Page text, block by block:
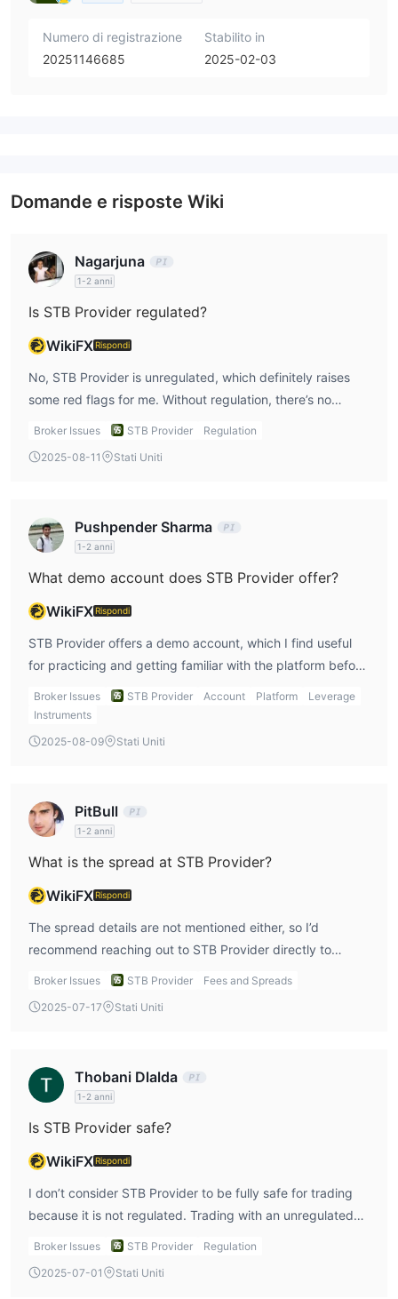
Numero di registrazione
20251146685
Stabilito in
2025-02-03
Domande e risposte Wiki
Nagarjuna
1-2 anni
Is STB Provider regulated?
WikiFX Rispondi
No, STB Provider is unregulated, which definitely raises
some red flags for me. Without regulation, there’s no
governing body overseeing the broker’s operations, so my
regulated broker.
Broker Issues STB Provider
Regulation
2025-08-11
Stati Uniti
Pushpender Sharma
1-2 anni
What demo account does STB Provider offer?
WikiFX Rispondi
STB Provider offers a demo account, which I find useful
for practicing and getting familiar with the platform before
committing real money. It’s a great feature for beginners
like me who want to test strategies without any risk.
Broker Issues STB Provider Account Platform
Leverage
Instruments
2025-08-09
Stati Uniti
PitBull
1-2 anni
What is the spread at STB Provider?
WikiFX Rispondi
The spread details are not mentioned either, so I’d
recommend reaching out to STB Provider directly to
inquire about this. Since the spreads might vary
clarify this before starting to trade.
Broker Issues STB Provider
Fees and Spreads
2025-07-17
Stati Uniti
Thobani Dlalda
1-2 anni
Is STB Provider safe?
WikiFX Rispondi
I don’t consider STB Provider to be fully safe for trading
because it is not regulated. Trading with an unregulated
broker means there’s no guarantee of secure practices,
Broker Issues STB Provider
Regulation
2025-07-01
Stati Uniti